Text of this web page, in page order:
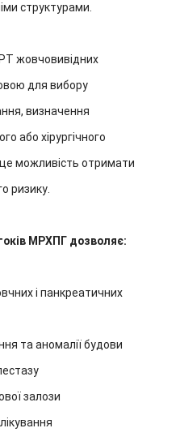
структурами.
жовчовивідних
для вибору
визначення
або хірургічного
можливість отримати
ризику.
МРХПГ дозволяє:
і панкреатичних
та аномалії будови
залози